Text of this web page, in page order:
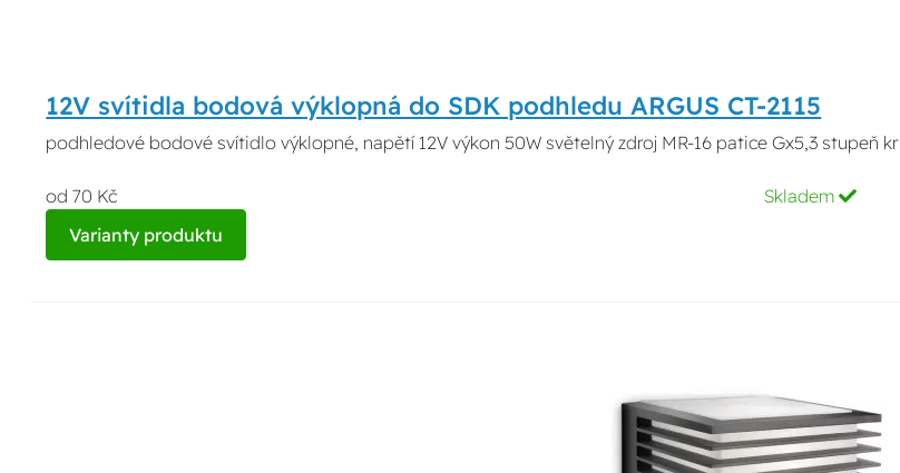
12V svítidla bodová výklopná do SDK podhledu ARGUS CT-2115
podhledové bodové svítidlo výklopné, napětí 12V výkon 50W světelný zdroj MR-16 patice Gx5,3 stupeň kr
od 70 Kč
Skladem
Varianty produktu